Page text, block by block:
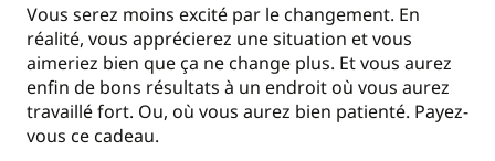
Vous serez moins excité par le changement. En
réalité, vous apprécierez une situation et vous
aimeriez bien que ça ne change plus. Et vous aurez
enfin de bons résultats à un endroit où vous aurez
travaillé fort. Ou, où vous aurez bien patienté. Payez-
vous ce cadeau.